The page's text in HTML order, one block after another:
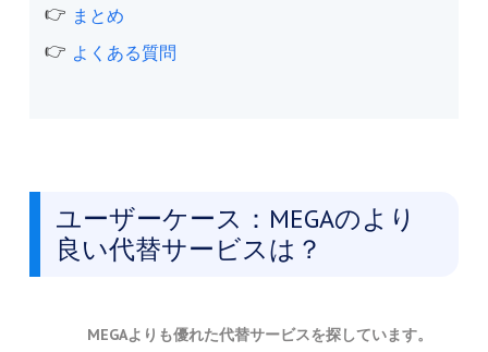
まとめ
よくある質問
ユーザーケース：MEGAのより
良い代替サービスは？
MEGAよりも優れた代替サービスを探しています。